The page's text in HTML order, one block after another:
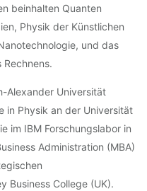
beinhalten Quanten
Physik der Künstlichen
und das
Alexander Universität
in Physik an der Universität
im IBM Forschungslabor in
Administration (MBA)
Business College (UK).